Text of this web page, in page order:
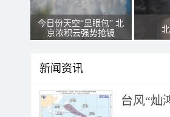
今日份天空“显眼包” 北
京浓积云强势抢镜
新闻资讯
台风“灿